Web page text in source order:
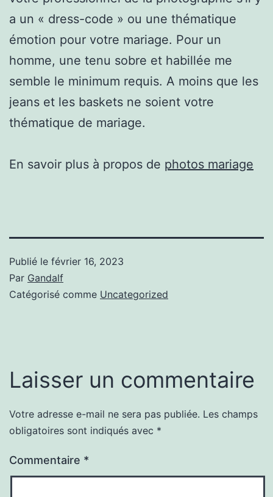
a un « dress-code » ou une thématique
émotion pour votre mariage. Pour un
homme, une tenu sobre et habillée me
semble le minimum requis. A moins que les
jeans et les baskets ne soient votre
thématique de mariage.
En savoir plus à propos de photos mariage
Publié le février 16, 2023
Par Gandalf
Catégorisé comme Uncategorized
Laisser un commentaire
Votre adresse e-mail ne sera pas publiée. Les champs
obligatoires sont indiqués avec *
Commentaire *